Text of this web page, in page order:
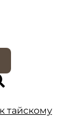
тайскому